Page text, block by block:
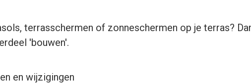
terrasschermen of zonneschermen op je terras?
'bouwen'.
en wijzigingen